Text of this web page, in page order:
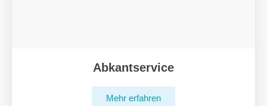
Abkantservice
Mehr erfahren